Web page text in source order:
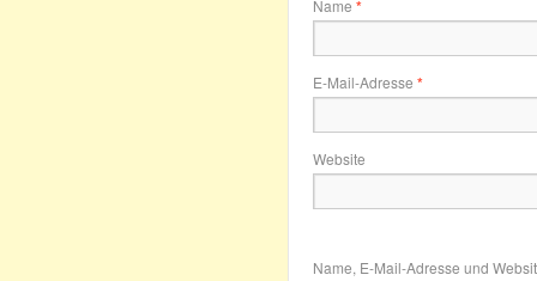
Name *
E-Mail-Adresse *
Website
Name, E-Mail-Adresse und